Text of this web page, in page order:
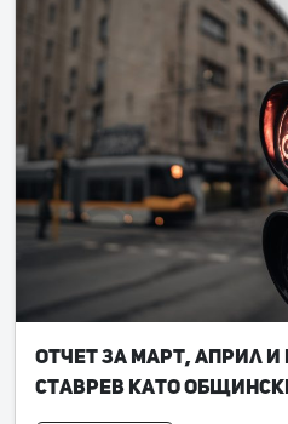
Отчет за март, април и
Ставрев като